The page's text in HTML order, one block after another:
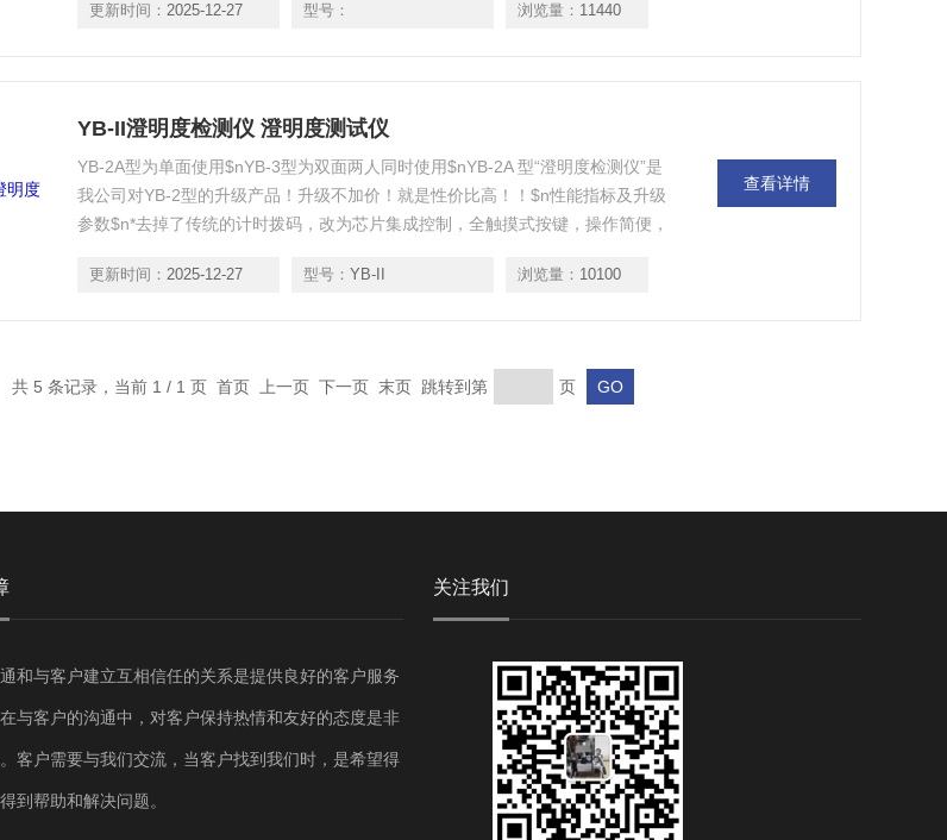
更新时间： 2025-12-27 型号： 浏览量： 11440
YB-II澄明度检测仪 澄明度测试仪
YB-2A型为单面使用$nYB-3型为双面两人同时使用$nYB-2A 型“澄明度检测仪”是
我公司对YB-2型的升级产品！升级不加价！就是性价比高！！$n性能指标及升级
参数$n*去掉了传统的计时拨码，改为芯片集成控制，全触摸式按键，操作简便，
加了自行校正功能，为国内创办$n*增加了底部白板长度，可进行输液dai的并排
更新时间： 2025-12-27 型号： YB-II 浏览量： 10100
查看详情
共 5 条记录，当前 1 / 1 页 首页 上一页 下一页 末页 跳转到第 页
和与客户建立互相信任的关系是提供良好的客户服务
与客户的沟通中，对客户保持热情和友好的态度是非
客户需要与我们交流，当客户找到我们时，是希望得
到帮助和解决问题。
关注我们